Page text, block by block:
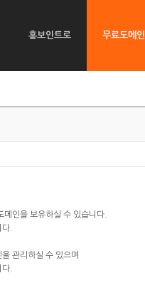
홍보인트로 무료도메인
인을 보유하실 수 있습니다.
.
관리하실 수 있으며
.